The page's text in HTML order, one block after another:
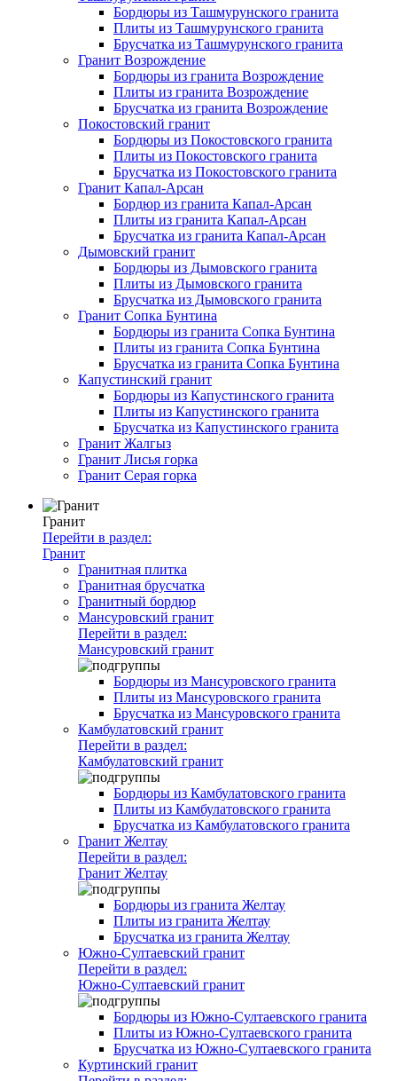
Бордюры из Ташмурунского гранита
Плиты из Ташмурунского гранита
Брусчатка из Ташмурунского гранита
Гранит Возрождение
Бордюры из гранита Возрождение
Плиты из гранита Возрождение
Брусчатка из гранита Возрождение
Покостовский гранит
Бордюры из Покостовского гранита
Плиты из Покостовского гранита
Брусчатка из Покостовского гранита
Гранит Капал-Арсан
Бордюр из гранита Капал-Арсан
Плиты из гранита Капал-Арсан
Брусчатка из гранита Капал-Арсан
Дымовский гранит
Бордюры из Дымовского гранита
Плиты из Дымовского гранита
Брусчатка из Дымовского гранита
Гранит Сопка Бунтина
Бордюры из гранита Сопка Бунтина
Плиты из гранита Сопка Бунтина
Брусчатка из гранита Сопка Бунтина
Капустинский гранит
Бордюры из Капустинского гранита
Плиты из Капустинского гранита
Брусчатка из Капустинского гранита
Гранит Жалгыз
Гранит Лисья горка
Гранит Серая горка
Гранит
Перейти в раздел:
Гранит
Гранитная плитка
Гранитная брусчатка
Гранитный бордюр
Мансуровский гранит
Перейти в раздел:
Мансуровский гранит
Бордюры из Мансуровского гранита
Плиты из Мансуровского гранита
Брусчатка из Мансуровского гранита
Камбулатовский гранит
Перейти в раздел:
Камбулатовский гранит
Бордюры из Камбулатовского гранита
Плиты из Камбулатовского гранита
Брусчатка из Камбулатовского гранита
Гранит Желтау
Перейти в раздел:
Гранит Желтау
Бордюры из гранита Желтау
Плиты из гранита Желтау
Брусчатка из гранита Желтау
Южно-Султаевский гранит
Перейти в раздел:
Южно-Султаевский гранит
Бордюры из Южно-Султаевского гранита
Плиты из Южно-Султаевского гранита
Брусчатка из Южно-Султаевского гранита
Куртинский гранит